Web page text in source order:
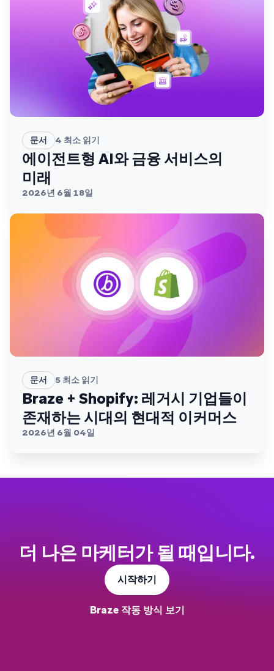
문서 4 최소 읽기
에이전트형 AI와 금융 서비스의
미래
2026년 6월 18일
문서 5 최소 읽기
Braze + Shopify: 레거시 기업들이
존재하는 시대의 현대적 이커머스
2026년 6월 04일
더 나은 마케터가 될 때입니다.
시작하기
Braze 작동 방식 보기